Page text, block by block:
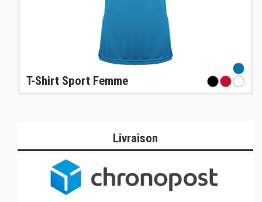
T-Shirt Sport Femme
Livraison